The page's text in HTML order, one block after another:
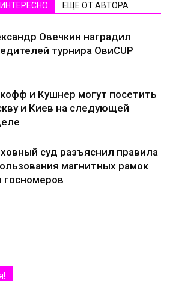
ЕЩЕ ОТ АВТОРА
Овечкин наградил
турнира ОвиCUP
и Кушнер могут посетить
и Киев на следующей
суд разъяснил правила
магнитных рамок
госномеров